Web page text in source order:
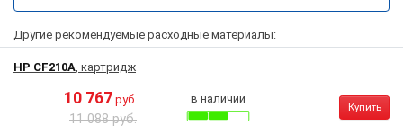
Другие рекомендуемые расходные материалы:
HP CF210A , картридж
10 767 руб.
11 088 руб.
в наличии
Купить